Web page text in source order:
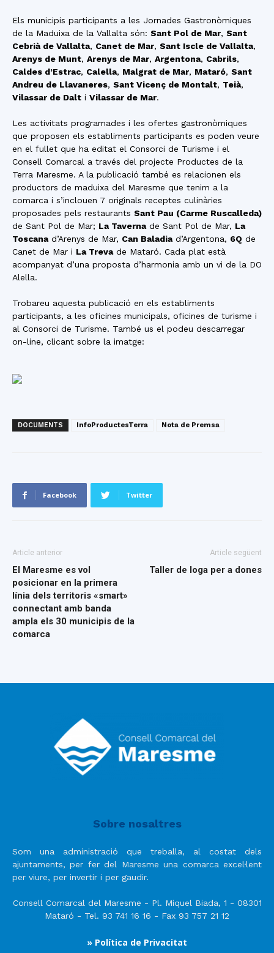
Els municipis participants a les Jornades Gastronòmiques
de la Maduixa de la Vallalta són: Sant Pol de Mar, Sant
Cebrià de Vallalta, Canet de Mar, Sant Iscle de Vallalta,
Arenys de Munt, Arenys de Mar, Argentona, Cabrils,
Caldes d’Estrac, Calella, Malgrat de Mar, Mataró, Sant
Andreu de Llavaneres, Sant Vicenç de Montalt, Teià,
Vilassar de Dalt i Vilassar de Mar.
Les activitats programades i les ofertes gastronòmiques
que proposen els establiments participants es poden veure
en el fullet que ha editat el Consorci de Turisme i el
Consell Comarcal a través del projecte Productes de la
Terra Maresme. A la publicació també es relacionen els
productors de maduixa del Maresme que tenim a la
comarca i s’inclouen 7 originals receptes culinàries
proposades pels restaurants Sant Pau (Carme Ruscalleda)
de Sant Pol de Mar; La Tavernade Sant Pol de Mar, La
Toscanad’Arenys de Mar, Can Baladiad’Argentona, 6Q de
Canet de Mar i La Trevade Mataró. Cada plat està
acompanyat d’una proposta d’harmonia amb un vi de la DO
Alella.
Trobareu aquesta publicació en els establiments
participants, a les oficines municipals, oficines de turisme i
al Consorci de Turisme. També us el podeu descarregar
on-line, clicant sobre la imatge:
DOCUMENTS InfoProductesTerra Nota de Premsa
Facebook Twitter
Article anterior
El Maresme es vol
posicionar en la primera
línia dels territoris «smart»
connectant amb banda
ampla els 30 municipis de la
comarca
Article següent
Taller de Ioga per a dones
Sobre nosaltres
Som una administració que treballa, al costat dels
ajuntaments, per fer del Maresme una comarca excel·lent
per viure, per invertir i per gaudir.
Consell Comarcal del Maresme - Pl. Miquel Biada, 1 - 08301
Mataró - Tel. 93 741 16 16 - Fax 93 757 21 12
» Política de Privacitat